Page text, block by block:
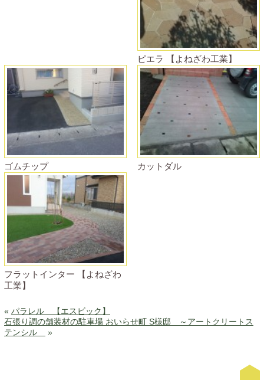
ピエラ 【よねざわ工業】
ゴムチップ カットダル
フラットインター 【よねざわ
工業】
« パラレル 【エスビック】
石張り調の舗装材の駐車場 おいらせ町 S様邸 ～アートクリートス
テンシル
»